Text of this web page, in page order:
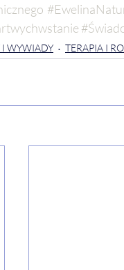
I WYWIADY TERAPIA I